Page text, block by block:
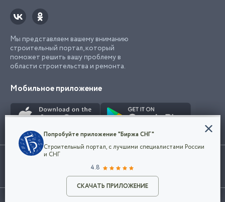
Разместить объявление
Мы представляем вашему вниманию
строительный портал, который
поможет решить вашу проблему в
области строительства и ремонта.
Мобильное приложение
Использование сайта, в том числе подача объявлений, означает
марки представленные на сайте являются собственностью их
©2026Биржа СНГ
Конфиденциальность
Мы используем файлы cookie, чтобы сделать
наш сайт удобным для каждого
Политикой конфиденциальности компании
и принимаете условия использования cookie.
Попробуйте приложение "Биржа СНГ"
Строительный портал, с лучшими специалистами России
и СНГ
4.8
СКАЧАТЬ ПРИЛОЖЕНИЕ